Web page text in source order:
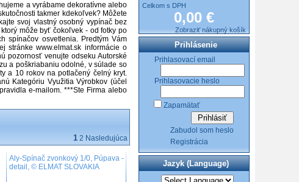
a vyrábame dekoratívne alebo
takmer kdekoľvek? Môžete
svoj vlastný osobný vypínač bez
môže byť čokoľvek - od fotky po
spínačov osvetlenia. Predtým Vám
stránke www.elmat.sk informácie o
pozornosť venujte odseku Autorské
a poškriabaniu odolné, v súlade so
a 10 rokov na potlačený čelný kryt.
Kategóriu Využitia Výrobkov (účel
e-mailom. ***Ste Firma alebo
1 2 Nasledujúca
Aly-Spínač zvonkový 1/0, Púpava -
detail, © ELMAT SLOVAKIA
Celkom s DPH
0,00 €
Zobraziť nákupný košík
Prihlásenie
Prihlasovací email
Prihlasovacie heslo
Zapamätať
Zabudol som heslo
Registrácia
Jazyk (Language)